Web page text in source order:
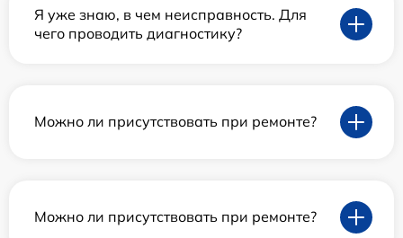
Я уже знаю, в чем неисправность. Для
чего проводить диагностику?
Можно ли присутствовать при ремонте?
Можно ли присутствовать при ремонте?